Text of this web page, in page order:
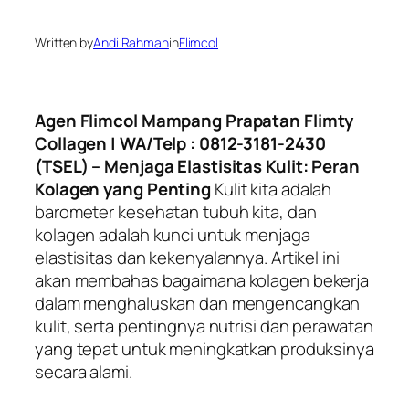
Written byAndi RahmaninFlimcol
Agen Flimcol Mampang Prapatan Flimty
Collagen | WA/Telp : 0812-3181-2430
(TSEL) – Menjaga Elastisitas Kulit: Peran
Kolagen yang Penting Kulit kita adalah
barometer kesehatan tubuh kita, dan
kolagen adalah kunci untuk menjaga
elastisitas dan kekenyalannya. Artikel ini
akan membahas bagaimana kolagen bekerja
dalam menghaluskan dan mengencangkan
kulit, serta pentingnya nutrisi dan perawatan
yang tepat untuk meningkatkan produksinya
secara alami.